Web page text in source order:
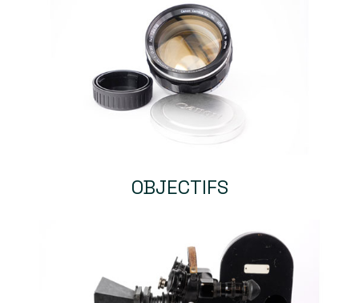
OBJECTIFS